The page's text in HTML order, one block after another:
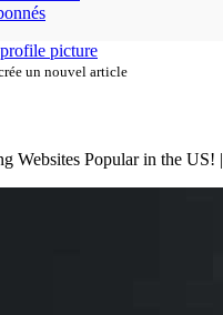
un nouvel article
Websites Popular in the US! |